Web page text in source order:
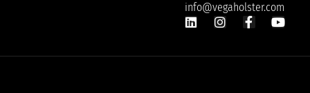
info@vegaholster.com